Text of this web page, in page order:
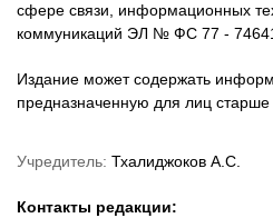
сфере связи, информационных
коммуникаций ЭЛ № ФС 77 -
Издание может содержать
предназначенную для лиц старше
Учредитель: Тхалиджоков А.С.
Контакты редакции: